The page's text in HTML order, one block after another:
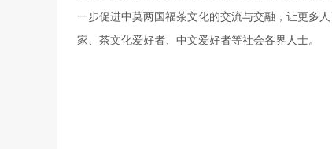
一步促进中莫两国福茶文化的交流与交融，让更多
家、茶文化爱好者、中文爱好者等社会各界人士。